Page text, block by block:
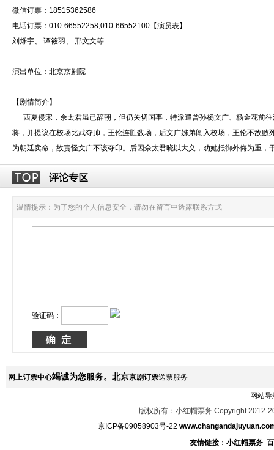
微信订票：18515362586
电话订票：010-66552258,010-66552100【演员表】
刘烁宇、 谭筱羽、 邢文文等
演出单位：北京京剧院
【剧情简介】
西夏侵宋，佘太君虽已辞朝，但仍关切国事，特派遣曾孙杨文广、杨金花前
将，并提议在校场比武夺帅，王伦连胜数场，后文广姊弟闯入校场，王伦不敌
为朝廷卖命，故责怪文广不该夺印。后因佘太君晓以大义，劝她抵御外侮为重，
温情提示：为了您的个人信息安全，请勿在留言中透露联系方式
验证码：
网上订票中心竭诚为您服务。北京京剧订票送票服务
网站导
版权所有：小红帽票务 Copyright 2012-
京ICP备09058903号-22
友情链接： 小红帽票务